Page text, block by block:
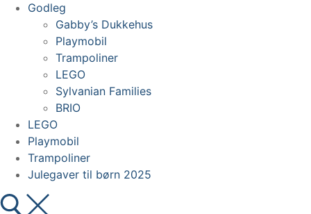
Godleg
Gabby’s Dukkehus
Playmobil
Trampoliner
LEGO
Sylvanian Families
BRIO
LEGO
Playmobil
Trampoliner
Julegaver til børn 2025